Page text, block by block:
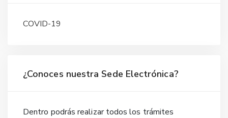
COVID-19
¿Conoces nuestra Sede Electrónica?
Dentro podrás realizar todos los trámites